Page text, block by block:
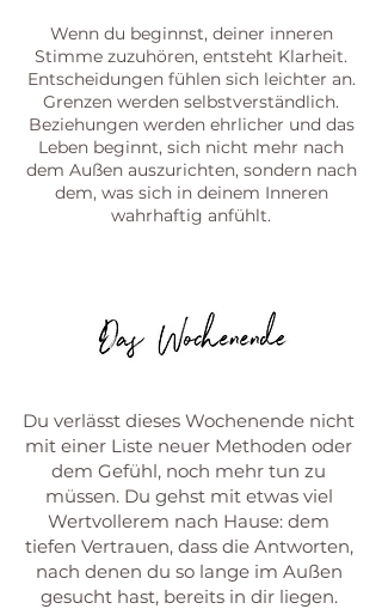
Wenn du beginnst, deiner inneren
Stimme zuzuhören, entsteht Klarheit.
Entscheidungen fühlen sich leichter an.
Grenzen werden selbstverständlich.
Beziehungen werden ehrlicher und das
Leben beginnt, sich nicht mehr nach
dem Außen auszurichten, sondern nach
dem, was sich in deinem Inneren
wahrhaftig anfühlt.
Du verlässt dieses Wochenende nicht
mit einer Liste neuer Methoden oder
dem Gefühl, noch mehr tun zu
müssen. Du gehst mit etwas viel
Wertvollerem nach Hause: dem
tiefen Vertrauen, dass die Antworten,
nach denen du so lange im Außen
gesucht hast, bereits in dir liegen.